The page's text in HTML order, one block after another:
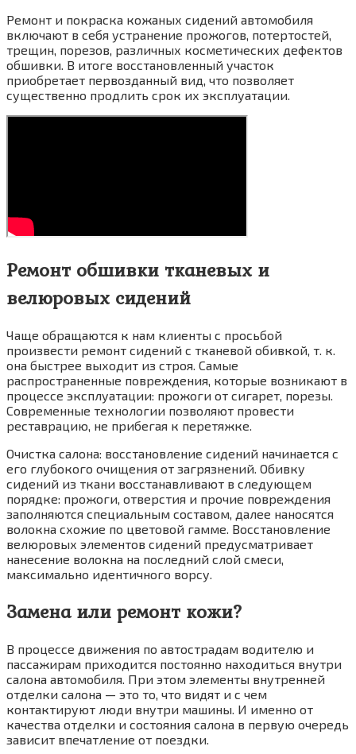
Ремонт и покраска кожаных сидений автомобиля
включают в себя устранение прожогов, потертостей,
трещин, порезов, различных косметических дефектов
обшивки. В итоге восстановленный участок
приобретает первозданный вид, что позволяет
существенно продлить срок их эксплуатации.
Ремонт обшивки тканевых и
велюровых сидений
Чаще обращаются к нам клиенты с просьбой
произвести ремонт сидений с тканевой обивкой, т. к.
она быстрее выходит из строя. Самые
распространенные повреждения, которые возникают в
процессе эксплуатации: прожоги от сигарет, порезы.
Современные технологии позволяют провести
реставрацию, не прибегая к перетяжке.
Очистка салона: восстановление сидений начинается с
его глубокого очищения от загрязнений. Обивку
сидений из ткани восстанавливают в следующем
порядке: прожоги, отверстия и прочие повреждения
заполняются специальным составом, далее наносятся
волокна схожие по цветовой гамме. Восстановление
велюровых элементов сидений предусматривает
нанесение волокна на последний слой смеси,
максимально идентичного ворсу.
Замена или ремонт кожи?
В процессе движения по автострадам водителю и
пассажирам приходится постоянно находиться внутри
салона автомобиля. При этом элементы внутренней
отделки салона — это то, что видят и с чем
контактируют люди внутри машины. И именно от
качества отделки и состояния салона в первую очередь
зависит впечатление от поездки.